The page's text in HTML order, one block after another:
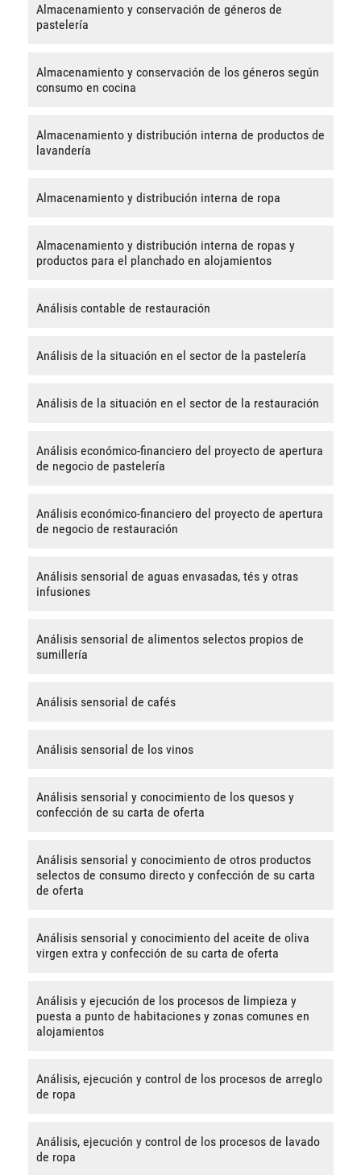
Almacenamiento y conservación de géneros de
pastelería
Almacenamiento y conservación de los géneros según
consumo en cocina
Almacenamiento y distribución interna de productos de
lavandería
Almacenamiento y distribución interna de ropa
Almacenamiento y distribución interna de ropas y
productos para el planchado en alojamientos
Análisis contable de restauración
Análisis de la situación en el sector de la pastelería
Análisis de la situación en el sector de la restauración
Análisis económico-financiero del proyecto de apertura
de negocio de pastelería
Análisis económico-financiero del proyecto de apertura
de negocio de restauración
Análisis sensorial de aguas envasadas, tés y otras
infusiones
Análisis sensorial de alimentos selectos propios de
sumillería
Análisis sensorial de cafés
Análisis sensorial de los vinos
Análisis sensorial y conocimiento de los quesos y
confección de su carta de oferta
Análisis sensorial y conocimiento de otros productos
selectos de consumo directo y confección de su carta
de oferta
Análisis sensorial y conocimiento del aceite de oliva
virgen extra y confección de su carta de oferta
Análisis y ejecución de los procesos de limpieza y
puesta a punto de habitaciones y zonas comunes en
alojamientos
Análisis, ejecución y control de los procesos de arreglo
de ropa
Análisis, ejecución y control de los procesos de lavado
de ropa